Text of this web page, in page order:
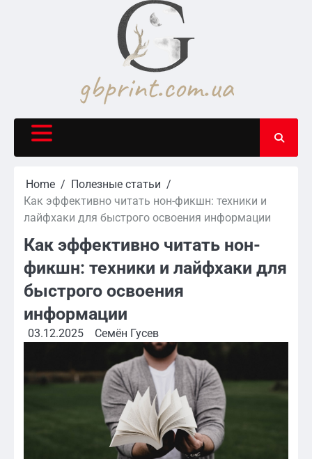
Home
Полезные статьи
Как эффективно читать нон-фикшн: техники и
лайфхаки для быстрого освоения информации
Как эффективно читать нон-
фикшн: техники и лайфхаки для
быстрого освоения
информации
03.12.2025 Семён Гусев